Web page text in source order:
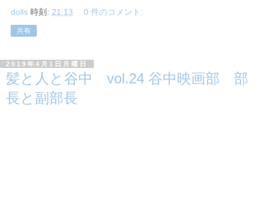
dolls 時刻: 21:13 0 件のコメント:
共有
2019年4月1日月曜日
髪と人と谷中 vol.24 谷中映画部 部
長と副部長